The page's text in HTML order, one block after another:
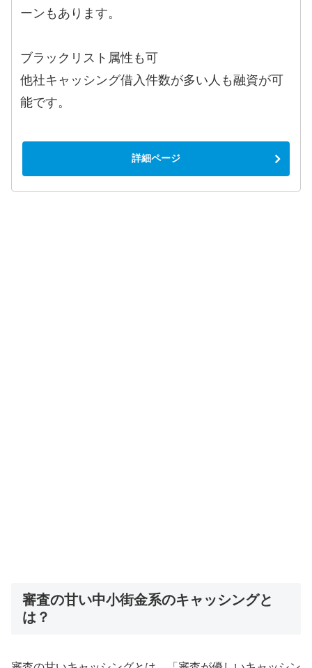
ーンもあります。
ブラックリスト属性も可
他社キャッシング借入件数が多い人も融資が可
能です。
詳細ページ
審査の甘い中小街金系のキャッシングと
は？